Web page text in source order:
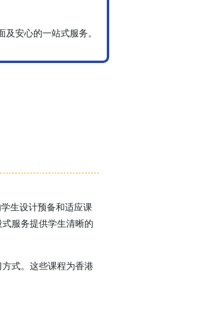
安心的一站式服务。
生设计预备和适应课
服务提供学生清晰的
式。这些课程为香港